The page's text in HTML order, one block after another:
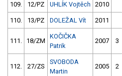
109. 12/PZ UHLÍK Vojtěch 2010
110. 13/PZ DOLEŽAL Vít 2011
111. 18/ZM
KOČIČKA
Patrik
2007 3
112. 27/ZS
SVOBODA
Martin
2005 2